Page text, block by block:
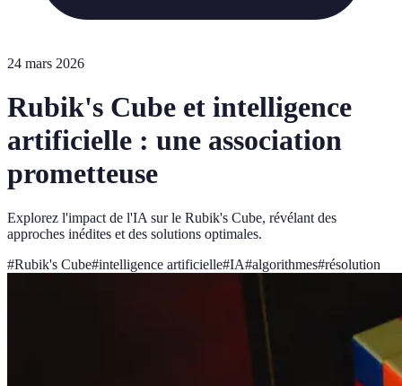
24 mars 2026
Rubik's Cube et intelligence
artificielle : une association
prometteuse
Explorez l'impact de l'IA sur le Rubik's Cube, révélant des
approches inédites et des solutions optimales.
#Rubik's Cube#intelligence artificielle#IA#algorithmes#résolution